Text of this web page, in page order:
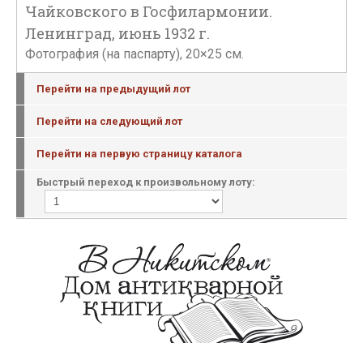
Чайковского в Госфилармонии.
Ленинград, июнь 1932 г.
Фотография (на паспарту), 20×25 см.
Перейти на предыдущий лот
Перейти на следующий лот
Перейти на первую страницу каталога
Быстрый переход к произвольному лоту: